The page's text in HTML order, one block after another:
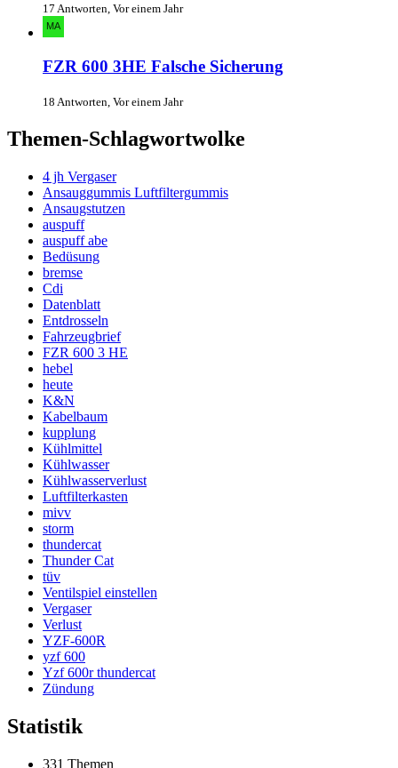
17 Antworten, Vor einem Jahr
FZR 600 3HE Falsche Sicherung
18 Antworten, Vor einem Jahr
Themen-Schlagwortwolke
4 jh Vergaser
Ansauggummis Luftfiltergummis
Ansaugstutzen
auspuff
auspuff abe
Bedüsung
bremse
Cdi
Datenblatt
Entdrosseln
Fahrzeugbrief
FZR 600 3 HE
hebel
heute
K&N
Kabelbaum
kupplung
Kühlmittel
Kühlwasser
Kühlwasserverlust
Luftfilterkasten
mivv
storm
thundercat
Thunder Cat
tüv
Ventilspiel einstellen
Vergaser
Verlust
YZF-600R
yzf 600
Yzf 600r thundercat
Zündung
Statistik
331 Themen